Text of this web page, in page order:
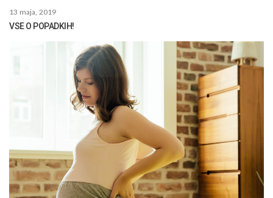
13 maja, 2019
VSE O POPADKIH!